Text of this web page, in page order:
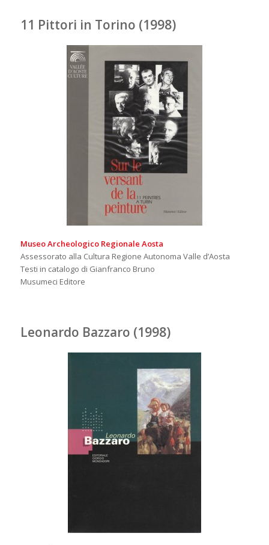
11 Pittori in Torino (1998)
Museo Archeologico Regionale Aosta
Assessorato alla Cultura Regione Autonoma Valle d’Aosta
Testi in catalogo di Gianfranco Bruno
Musumeci Editore
Leonardo Bazzaro (1998)